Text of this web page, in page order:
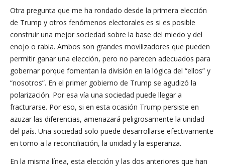
Otra pregunta que me ha rondado desde la primera elección
de Trump y otros fenómenos electorales es si es posible
construir una mejor sociedad sobre la base del miedo y del
enojo o rabia. Ambos son grandes movilizadores que pueden
permitir ganar una elección, pero no parecen adecuados para
gobernar porque fomentan la división en la lógica del “ellos” y
“nosotros”. En el primer gobierno de Trump se agudizó la
polarización. Por esa vía una sociedad puede llegar a
fracturarse. Por eso, si en esta ocasión Trump persiste en
azuzar las diferencias, amenazará peligrosamente la unidad
del país. Una sociedad solo puede desarrollarse efectivamente
en torno a la reconciliación, la unidad y la esperanza.
En la misma línea, esta elección y las dos anteriores que han